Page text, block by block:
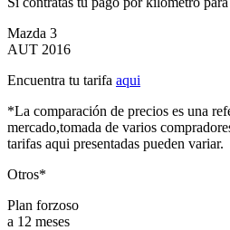
Mazda 3
AUT 2016
Encuentra tu tarifa aqui
*La comparación de precios es una
mercado,tomada de varios
tarifas aqui presentadas pueden variar.
Otros*
Plan forzoso
a 12 meses